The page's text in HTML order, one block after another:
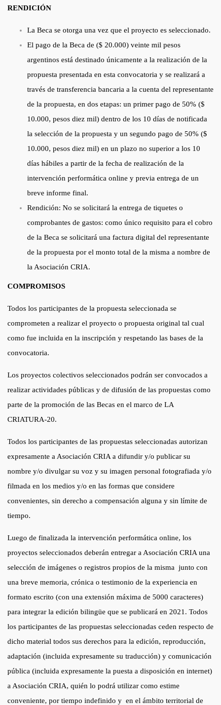
RENDICIÓN
La Beca se otorga una vez que el proyecto es seleccionado.
El pago de la Beca de ($ 20.000) veinte mil pesos
argentinos está destinado únicamente a la realización de la
propuesta presentada en esta convocatoria y se realizará a
través de transferencia bancaria a la cuenta del representante
de la propuesta, en dos etapas: un primer pago de 50% ($
10.000, pesos diez mil) dentro de los 10 días de notificada
la selección de la propuesta y un segundo pago de 50% ($
10.000, pesos diez mil) en un plazo no superior a los 10
días hábiles a partir de la fecha de realización de la
intervención performática online y previa entrega de un
breve informe final.
Rendición: No se solicitará la entrega de tiquetes o
comprobantes de gastos: como único requisito para el cobro
de la Beca se solicitará una factura digital del representante
de la propuesta por el monto total de la misma a nombre de
la Asociación CRIA.
COMPROMISOS
Todos los participantes de la propuesta seleccionada se
comprometen a realizar el proyecto o propuesta original tal cual
como fue incluida en la inscripción y respetando las bases de la
convocatoria.
Los proyectos colectivos seleccionados podrán ser convocados a
realizar actividades públicas y de difusión de las propuestas como
parte de la promoción de las Becas en el marco de LA
CRIATURA-20.
Todos los participantes de las propuestas seleccionadas autorizan
expresamente a Asociación CRIA a difundir y/o publicar su
nombre y/o divulgar su voz y su imagen personal fotografiada y/o
filmada en los medios y/o en las formas que considere
convenientes, sin derecho a compensación alguna y sin límite de
tiempo.
Luego de finalizada la intervención performática online, los
proyectos seleccionados deberán entregar a Asociación CRIA una
selección de imágenes o registros propios de la misma junto con
una breve memoria, crónica o testimonio de la experiencia en
formato escrito (con una extensión máxima de 5000 caracteres)
para integrar la edición bilingüe que se publicará en 2021. Todos
los participantes de las propuestas seleccionadas ceden respecto de
dicho material todos sus derechos para la edición, reproducción,
adaptación (incluida expresamente su traducción) y comunicación
pública (incluida expresamente la puesta a disposición en internet)
a Asociación CRIA, quién lo podrá utilizar como estime
conveniente, por tiempo indefinido y en el ámbito territorial de